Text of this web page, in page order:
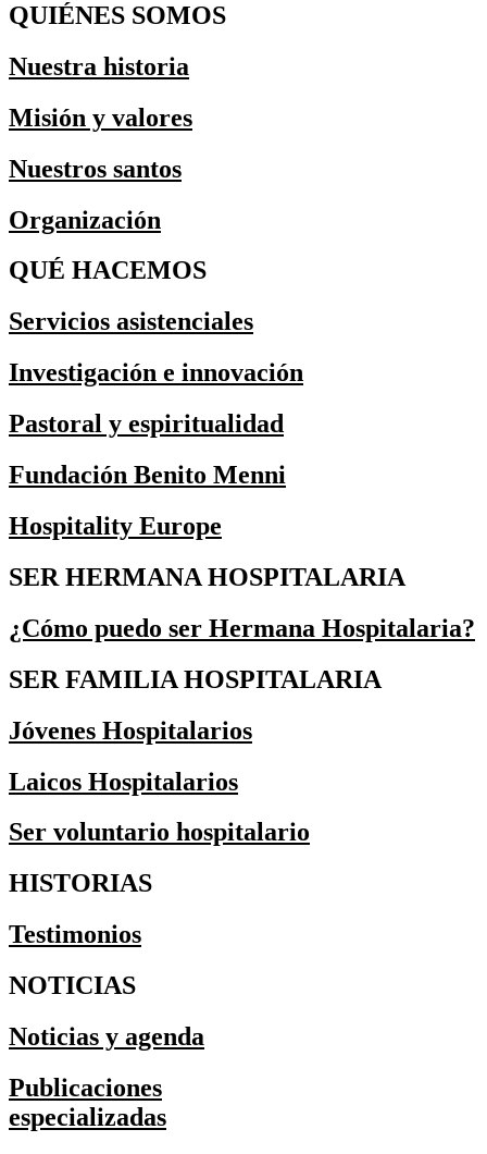
QUIÉNES SOMOS
Nuestra historia
Misión y valores
Nuestros santos
Organización
QUÉ HACEMOS
Servicios asistenciales
Investigación e innovación
Pastoral y espiritualidad
Fundación Benito Menni
Hospitality Europe
SER HERMANA HOSPITALARIA
¿Cómo puedo ser Hermana Hospitalaria?
SER FAMILIA HOSPITALARIA
Jóvenes Hospitalarios
Laicos Hospitalarios
Ser voluntario hospitalario
HISTORIAS
Testimonios
NOTICIAS
Noticias y agenda
Publicaciones
especializadas